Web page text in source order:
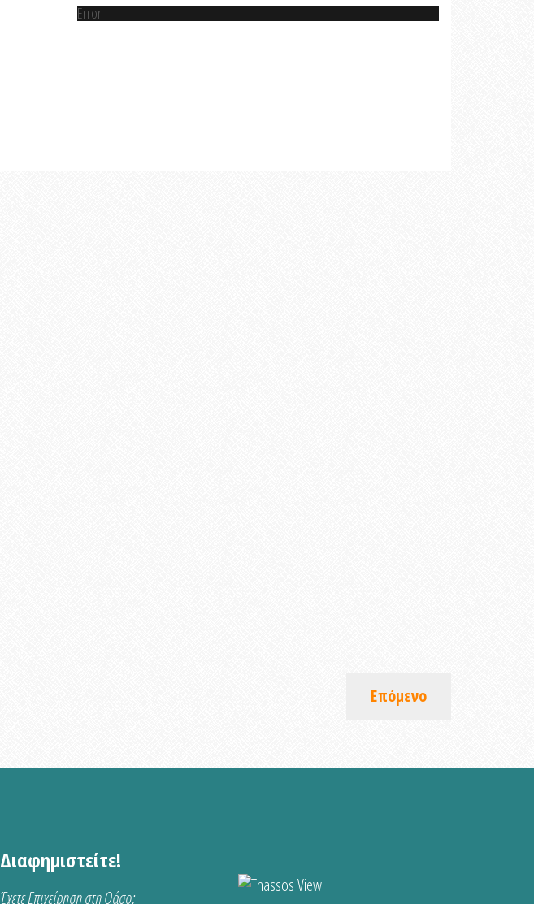
Error
Επόμενο
Διαφημιστείτε!
Έχετε Επιχείρηση στη Θάσο;